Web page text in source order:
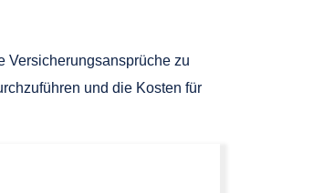
Versicherungsansprüche zu
und die Kosten für